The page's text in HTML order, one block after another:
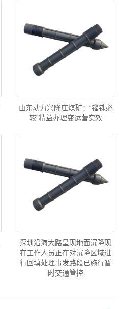
山东动力兴隆庄煤矿：“锱铢必
较”精益办理变运营实效
深圳沿海大路呈现地面沉降现
在工作人员正在对沉降区域进
行回填处理事发路段已施行暂
时交通管控